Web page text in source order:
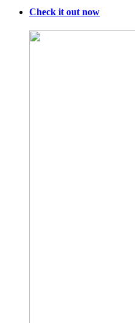
Check it out now